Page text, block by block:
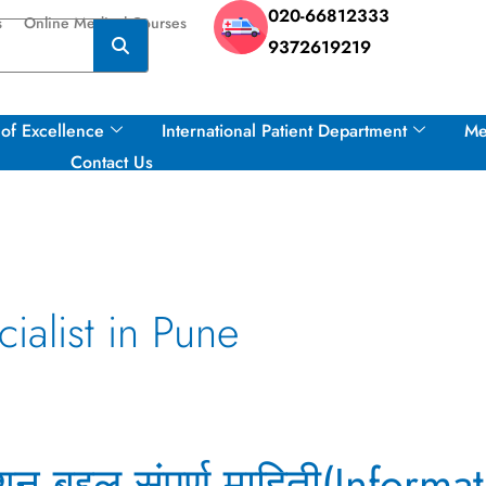
Online Medical Courses
020-66812333
9372619219
Excellence International Patient Department
Contact Us
in Pune